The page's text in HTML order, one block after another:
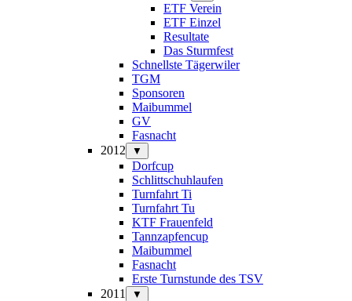
ETF Verein
ETF Einzel
Resultate
Das Sturmfest
Schnellste Tägerwiler
TGM
Sponsoren
Maibummel
GV
Fasnacht
2012
▼
Dorfcup
Schlittschuhlaufen
Turnfahrt Ti
Turnfahrt Tu
KTF Frauenfeld
Tannzapfencup
Maibummel
Fasnacht
Erste Turnstunde des TSV
2011
▼